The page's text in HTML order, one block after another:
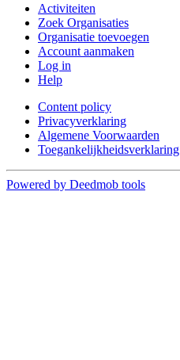
Activiteiten
Zoek Organisaties
Organisatie toevoegen
Account aanmaken
Log in
Help
Content policy
Privacyverklaring
Algemene Voorwaarden
Toegankelijkheidsverklaring
Powered by Deedmob tools